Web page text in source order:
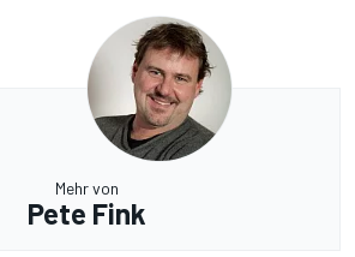
Mehr von
Pete Fink